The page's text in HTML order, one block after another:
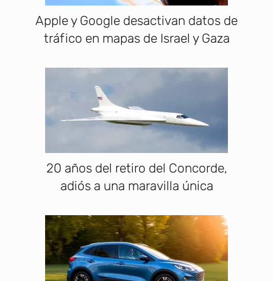
Apple y Google desactivan datos de
tráfico en mapas de Israel y Gaza
20 años del retiro del Concorde,
adiós a una maravilla única